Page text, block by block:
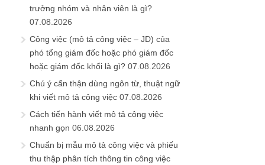
trưởng nhóm và nhân viên là gì?
07.08.2026
Công việc (mô tả công việc – JD) của
phó tổng giám đốc hoặc phó giám đốc
hoặc giám đốc khối là gì? 07.08.2026
Chú ý cẩn thận dùng ngôn từ, thuật ngữ
khi viết mô tả công việc 07.08.2026
Cách tiến hành viết mô tả công việc
nhanh gọn 06.08.2026
Chuẩn bị mẫu mô tả công việc và phiếu
thu thập phân tích thông tin công việc